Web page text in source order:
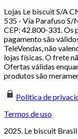
Lojas Le biscuit S/A
535 - Via Parafuso S/
CEP: 42.800-331. Os
pagamento são
TeleVendas, não
lojas físicas. O frete
Ofertas válidas
produtos são
Politica de
Termos de uso
2025. Le biscuit